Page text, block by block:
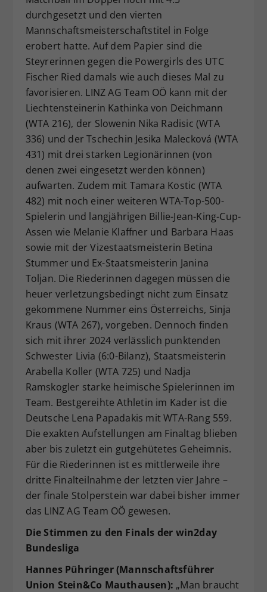
durchgesetzt und den vierten
Mannschaftsmeisterschaftstitel in Folge
erobert hatte. Auf dem Papier sind die
Steyrerinnen gegen die Powergirls des UTC
Fischer Ried damals wie auch dieses Mal zu
favorisieren. LINZ AG Team OÖ kann mit der
Liechtensteinerin Kathinka von Deichmann
(WTA 216), der Slowenin Nika Radisic (WTA
336) und der Tschechin Jesika Malecková (WTA
431) mit drei starken Legionärinnen (von
denen zwei eingesetzt werden können)
aufwarten. Zudem mit Tamara Kostic (WTA
482) mit noch einer weiteren WTA-Top-500-
Spielerin und langjährigen Billie-Jean-King-Cup-
Assen wie Melanie Klaffner und Barbara Haas
sowie mit der Vizestaatsmeisterin Betina
Stummer und Ex-Staatsmeisterin Janina
Toljan. Die Riederinnen dagegen müssen die
heuer verletzungsbedingt nicht zum Einsatz
gekommene Nummer eins Österreichs, Sinja
Kraus (WTA 267), vorgeben. Dennoch finden
sich mit ihrer 2024 verlässlich punktenden
Schwester Livia (6:0-Bilanz), Staatsmeisterin
Arabella Koller (WTA 725) und Nadja
Ramskogler starke heimische Spielerinnen im
Team. Bestgereihte Athletin im Kader ist die
Deutsche Lena Papadakis mit WTA-Rang 559.
Die exakten Aufstellungen am Finaltag blieben
aber bis zuletzt ein gutgehütetes Geheimnis.
Für die Riederinnen ist es mittlerweile ihre
dritte Finalteilnahme der letzten vier Jahre –
der finale Stolperstein war dabei bisher immer
das LINZ AG Team OÖ gewesen.
Die Stimmen zu den Finals der win2day
Bundesliga
Hannes Pühringer (Mannschaftsführer
Union Stein&Co Mauthausen): „Man braucht